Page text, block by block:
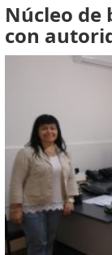
Núcleo de
con